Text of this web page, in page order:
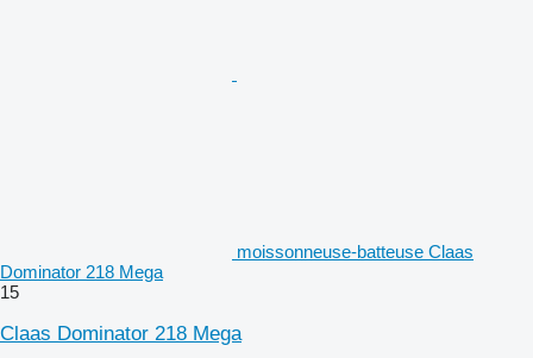
moissonneuse-batteuse Claas
Dominator 218 Mega
15
Claas Dominator 218 Mega